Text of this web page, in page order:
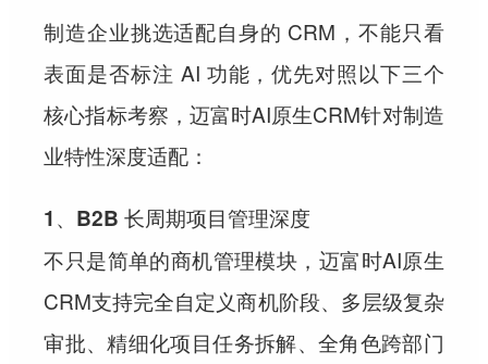
制造企业挑选适配自身的 CRM，不能只看
表面是否标注 AI 功能，优先对照以下三个
核心指标考察，迈富时AI原生CRM针对制造
业特性深度适配：
1、B2B 长周期项目管理深度
不只是简单的商机管理模块，迈富时AI原生
CRM支持完全自定义商机阶段、多层级复杂
审批、精细化项目任务拆解、全角色跨部门